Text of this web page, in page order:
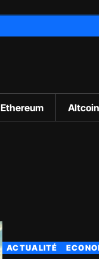
Ethereum
ACTUALITÉ